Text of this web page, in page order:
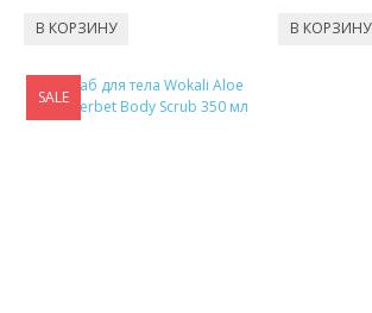
ТОВАРЫ ДЛЯ ТРЕНИРОВОК
ТОВАРЫ ДЛЯ ПЛЯЖА
SALE